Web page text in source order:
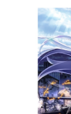
【本数